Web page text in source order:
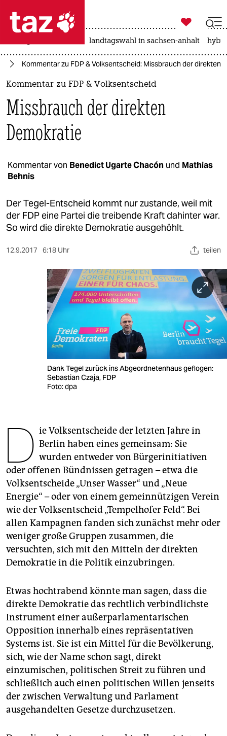
 taz zahl ich
taz zahl ich
politik
öko
gesellschaft
kultur
sport
berlin
nord
wahrheit
veranstaltungen
fragen & hilfe
genossenschaft
epaper login

taz zahl ich
landtagswahl in sachsen-anhalt
Kommentar zu FDP & Volksentscheid: Missbrauch der direkten
Kommentar zu FDP & Volksentscheid
Missbrauch der direkten
Demokratie
Kommentar von Benedict Ugarte Chacón und Mathias
Behnis​
Der Tegel-Entscheid kommt nur zustande, weil mit
der FDP eine Partei die treibende Kraft dahinter war.
So wird die direkte Demokratie ausgehöhlt.
12.9.2017 6:18 Uhr teilen
Dank Tegel zurück ins Abgeordnetenhaus geflogen:
Sebastian Czaja, FDP
Foto: dpa
D ie Volksentscheide der letzten Jahre in
Berlin haben eines gemeinsam: Sie
wurden entweder von Bürgerinitiativen
oder offenen Bündnissen getragen – etwa die
Volksentscheide „Unser Wasser“ und „Neue
Energie“ – oder von einem gemeinnützigen Verein
wie der Volksentscheid „Tempelhofer Feld“. Bei
allen Kampagnen fanden sich zunächst mehr oder
weniger große Gruppen zusammen, die
versuchten, sich mit den Mitteln der direkten
Demokratie in die Politik einzubringen.
Etwas hochtrabend könnte man sagen, dass die
direkte Demokratie das rechtlich verbindlichste
Instrument einer außerparlamentarischen
Opposition innerhalb eines repräsentativen
Systems ist. Sie ist ein Mittel für die Bevölkerung,
sich, wie der Name schon sagt, direkt
einzumischen, politischen Streit zu führen und
schließlich auch einen politischen Willen jenseits
der zwischen Verwaltung und Parlament
ausgehandelten Gesetze durchzusetzen.